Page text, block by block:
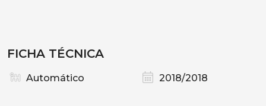
FICHA TÉCNICA
Automático 2018/2018